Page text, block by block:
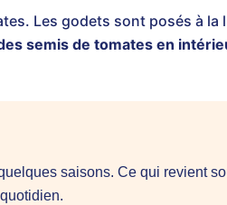
Les godets sont posés à la
semis de tomates en
saisons. Ce qui revient